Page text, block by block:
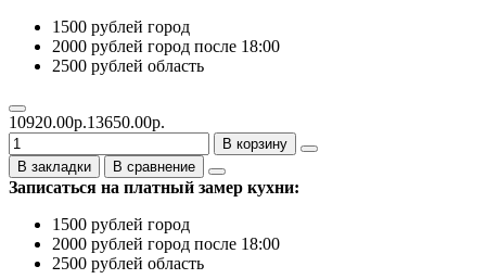
1500 рублей город
2000 рублей город после 18:00
2500 рублей область
10920.00р.13650.00р.
В корзину
В закладки
В сравнение
Записаться на платный замер кухни:
1500 рублей город
2000 рублей город после 18:00
2500 рублей область